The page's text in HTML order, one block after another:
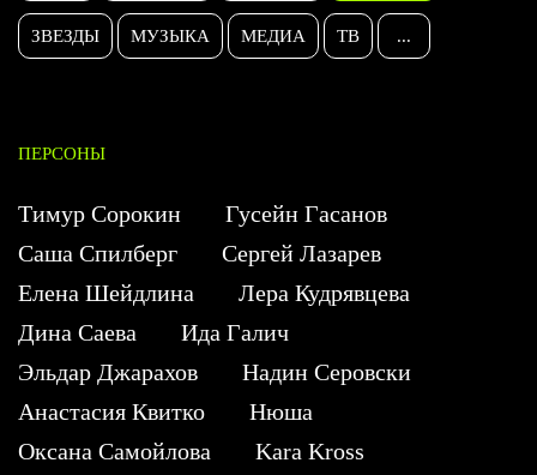
ЗВЕЗДЫ МУЗЫКА МЕДИА ТВ ...
ПЕРСОНЫ
Тимур Сорокин
Гусейн Гасанов
Саша Спилберг
Сергей Лазарев
Елена Шейдлина
Лера Кудрявцева
Дина Саева
Ида Галич
Эльдар Джарахов
Надин Серовски
Анастасия Квитко
Нюша
Оксана Самойлова
Kara Kross